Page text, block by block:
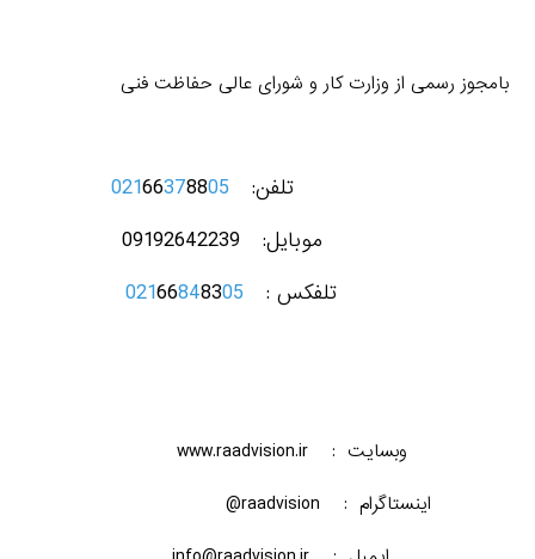
بامجوز رسمی از وزارت کار و شورای عالی حفاظت فنی
تلفن: 02166378805
موبایل: 09192642239
تلفکس :
02166848305